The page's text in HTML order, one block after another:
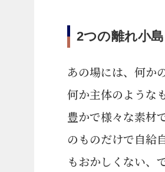
2つの離れ小島
あの場には、何か
何か主体のような
豊かで様々な素材
のものだけで自給
もおかしくない、